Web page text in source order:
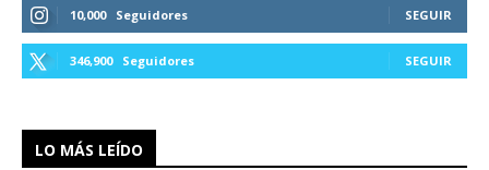
10,000 Seguidores SEGUIR
346,900 Seguidores SEGUIR
LO MÁS LEÍDO